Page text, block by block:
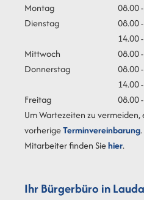
Montag
08.00
Dienstag
08.00
14.00
Mittwoch
08.00
Donnerstag
08.00
14.00
Freitag
08.00
Um Wartezeiten zu
vorherigeTerminvereinbarung
Mitarbeiter finden Siehier.
Ihr Bürgerbüro in Lauda